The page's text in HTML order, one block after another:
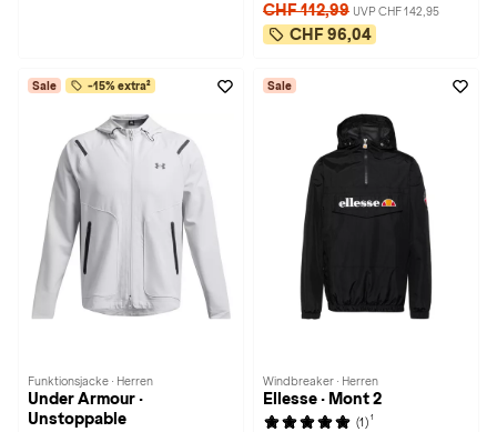
CHF 112,99 UVP CHF 142,95
CHF 96,04
Sale -15% extra²
Funktionsjacke · Herren
Under Armour ·
Unstoppable
Sale
Windbreaker · Herren
Ellesse · Mont 2
(1) 1